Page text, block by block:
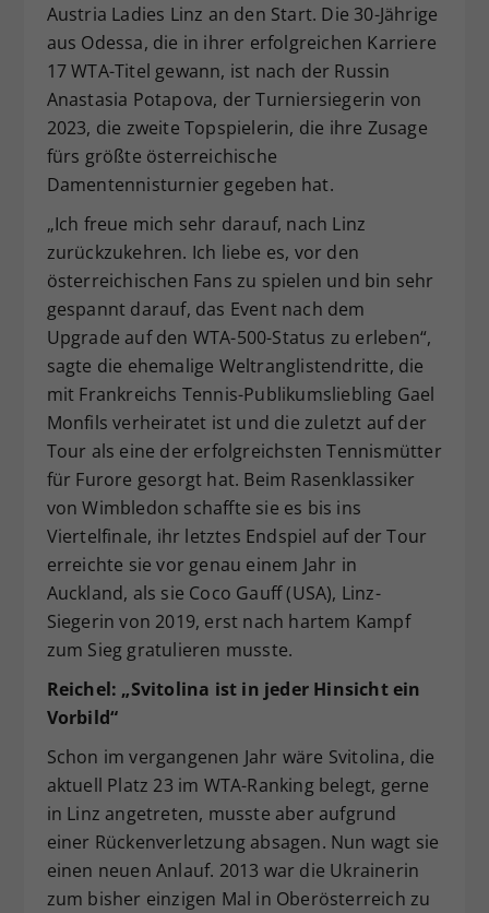
Austria Ladies Linz an den Start. Die 30-Jährige
aus Odessa, die in ihrer erfolgreichen Karriere
17 WTA-Titel gewann, ist nach der Russin
Anastasia Potapova, der Turniersiegerin von
2023, die zweite Topspielerin, die ihre Zusage
fürs größte österreichische
Damentennisturnier gegeben hat.
„Ich freue mich sehr darauf, nach Linz
zurückzukehren. Ich liebe es, vor den
österreichischen Fans zu spielen und bin sehr
gespannt darauf, das Event nach dem
Upgrade auf den WTA-500-Status zu erleben“,
sagte die ehemalige Weltranglistendritte, die
mit Frankreichs Tennis-Publikumsliebling Gael
Monfils verheiratet ist und die zuletzt auf der
Tour als eine der erfolgreichsten Tennismütter
für Furore gesorgt hat. Beim Rasenklassiker
von Wimbledon schaffte sie es bis ins
Viertelfinale, ihr letztes Endspiel auf der Tour
erreichte sie vor genau einem Jahr in
Auckland, als sie Coco Gauff (USA), Linz-
Siegerin von 2019, erst nach hartem Kampf
zum Sieg gratulieren musste.
Reichel: „Svitolina ist in jeder Hinsicht ein
Vorbild“
Schon im vergangenen Jahr wäre Svitolina, die
aktuell Platz 23 im WTA-Ranking belegt, gerne
in Linz angetreten, musste aber aufgrund
einer Rückenverletzung absagen. Nun wagt sie
einen neuen Anlauf. 2013 war die Ukrainerin
zum bisher einzigen Mal in Oberösterreich zu
Zweck
Dieser Wert speichert Ihre Consent-
Einstellungen. Unter anderem eine
zufällig generierte ID, für die
historische Speicherung Ihrer
vorgenommen Einstellungen, falls der
Webseiten-Betreiber dies eingestellt